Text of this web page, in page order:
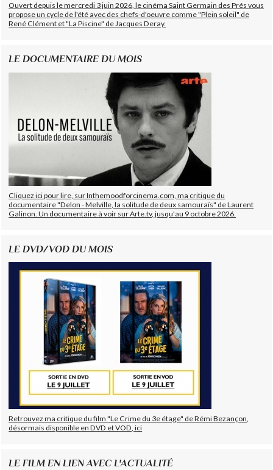
Ouvert depuis le mercredi 3 juin 2026, le cinéma Saint Germain des Prés vous
propose un cycle de l'été avec des chefs-d'oeuvre comme "Plein soleil" de
René Clément et "La Piscine" de Jacques Deray.
LE DOCUMENTAIRE DU MOIS
Cliquez ici pour lire, sur Inthemoodforcinema.com, ma critique du
documentaire "Delon - Melville, la solitude de deux samouraïs" de Laurent
Galinon. Un documentaire à voir sur Arte.tv, jusqu'au 9 octobre 2026.
LE DVD/VOD DU MOIS
Retrouvez ma critique du film "Le Crime du 3e étage" de Rémi Bezançon,
désormais disponible en DVD et VOD, ici
LE FILM EN LIEN AVEC L'ACTUALITÉ